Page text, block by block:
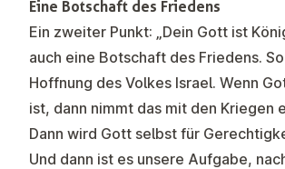
Eine Botschaft des Friedens
Ein zweiter Punkt: „Dein Gott ist
auch eine Botschaft des Friedens.
Hoffnung des Volkes Israel. Wenn
ist, dann nimmt das mit den Kriegen
Dann wird Gott selbst für
Und dann ist es unsere Aufgabe,